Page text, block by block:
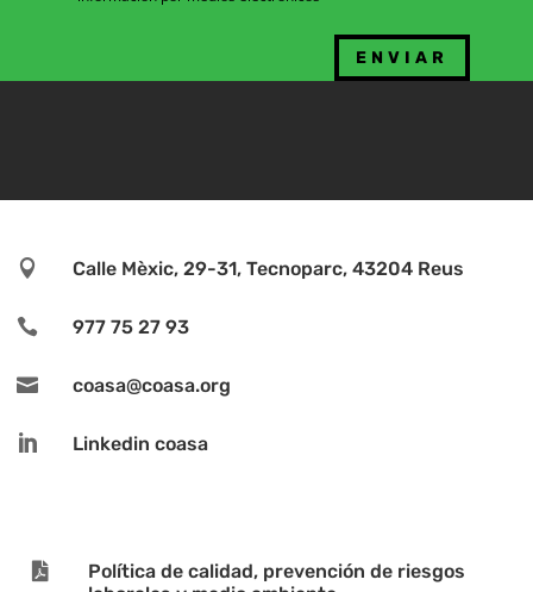
 Calle Mèxic, 29-31, Tecnoparc, 43204 Reus
 977 75 27 93
 coasa@coasa.org
 Linkedin coasa

Política de calidad, prevención de riesgos